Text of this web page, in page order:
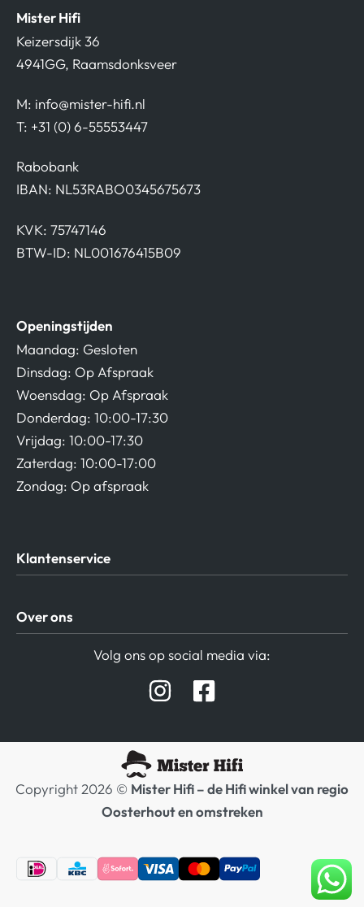
Mister Hifi
Keizersdijk 36
4941GG, Raamsdonksveer
M: info@mister-hifi.nl
T: +31 (0) 6-55553447
Rabobank
IBAN: NL53RABO0345675673
KVK: 75747146
BTW-ID: NL001676415B09
Openingstijden
Maandag: Gesloten
Dinsdag: Op Afspraak
Woensdag: Op Afspraak
Donderdag: 10:00-17:30
Vrijdag: 10:00-17:30
Zaterdag: 10:00-17:00
Zondag: Op afspraak
Klantenservice
Privacy beleid
Verzending / Retour
Over ons
Hifi winkel Raamsdonksveer
Volg ons op social media via:
Copyright 2026 © Mister Hifi – de Hifi winkel van regio
Oosterhout en omstreken